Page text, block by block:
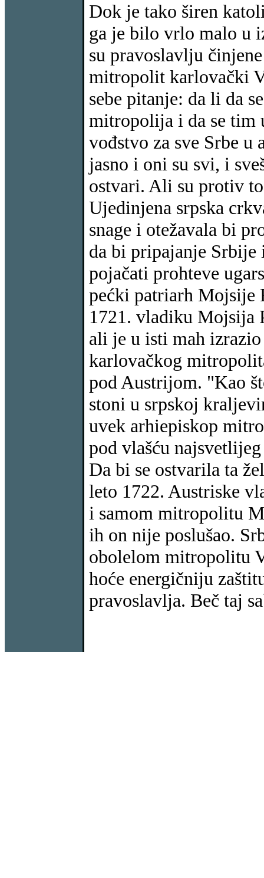
Dok je tako širen
ga je bilo vrlo malo u
su pravoslavlju
mitropolit karlovački
sebe pitanje: da li da
mitropolija i da se tim
vođstvo za sve Srbe
jasno i oni su svi, i
ostvari. Ali su protiv
Ujedinjena srpska
snage i otežavala bi
da bi pripajanje
pojačati prohteve
pećki patriarh Mojsije
1721. vladiku Mojsija
ali je u isti mah
karlovačkog
pod Austrijom. "Kao
stoni u srpskoj
uvek arhiepiskop
pod vlašću
Da bi se ostvarila ta
leto 1722. Austriske
i samom mitropolitu
ih on nije poslušao.
obolelom mitropolitu
hoće energičniju
pravoslavlja. Beč taj